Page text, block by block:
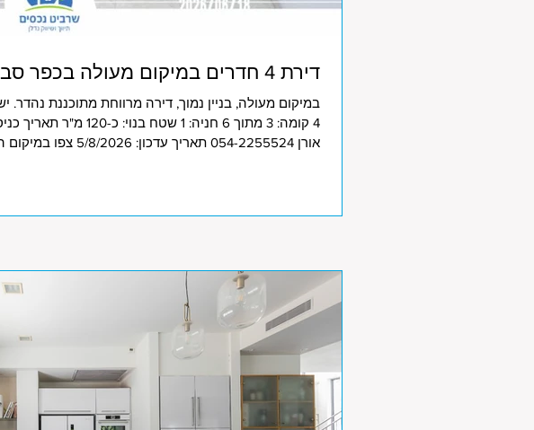
דירת 4 חדרים במיקום מעולה בכפר סבא
במיקום מעולה, בניין נמוך, דירה מרווחת מתוכננת נהדר.
אורן 054-2255524 תאריך עדכון: 5/8/2026 צפו במיקום הנכס